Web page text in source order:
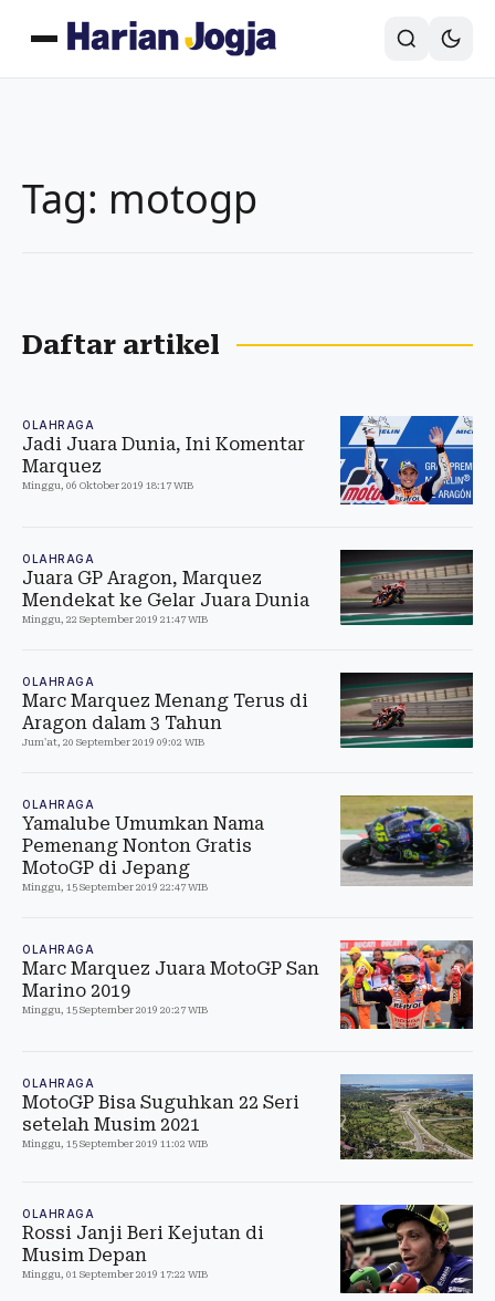
Tag: motogp
Daftar artikel
OLAHRAGA
Jadi Juara Dunia, Ini Komentar
Marquez
Minggu, 06 Oktober 2019 18:17 WIB
OLAHRAGA
Juara GP Aragon, Marquez
Mendekat ke Gelar Juara Dunia
Minggu, 22 September 2019 21:47 WIB
OLAHRAGA
Marc Marquez Menang Terus di
Aragon dalam 3 Tahun
Jum'at, 20 September 2019 09:02 WIB
OLAHRAGA
Yamalube Umumkan Nama
Pemenang Nonton Gratis
MotoGP di Jepang
Minggu, 15 September 2019 22:47 WIB
OLAHRAGA
Marc Marquez Juara MotoGP San
Marino 2019
Minggu, 15 September 2019 20:27 WIB
OLAHRAGA
MotoGP Bisa Suguhkan 22 Seri
setelah Musim 2021
Minggu, 15 September 2019 11:02 WIB
OLAHRAGA
Rossi Janji Beri Kejutan di
Musim Depan
Minggu, 01 September 2019 17:22 WIB